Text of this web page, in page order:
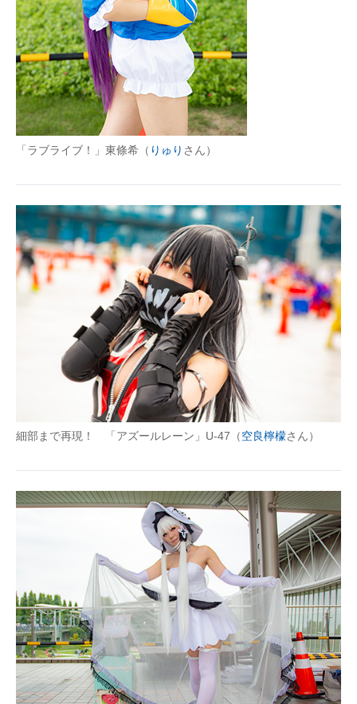
「ラブライブ！」東條希（ りゅり さん）
細部まで再現！ 「アズールレーン」U-47（空良檸檬さん）